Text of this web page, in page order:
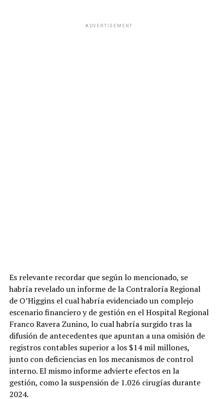
ADVERTISEMENT
Es relevante recordar que según lo mencionado, se
habría revelado un informe de la Contraloría Regional
de O’Higgins el cual habría evidenciado un complejo
escenario financiero y de gestión en el Hospital Regional
Franco Ravera Zunino, lo cual habría surgido tras la
difusión de antecedentes que apuntan a una omisión de
registros contables superior a los $14 mil millones,
junto con deficiencias en los mecanismos de control
interno. El mismo informe advierte efectos en la
gestión, como la suspensión de 1.026 cirugías durante
2024.